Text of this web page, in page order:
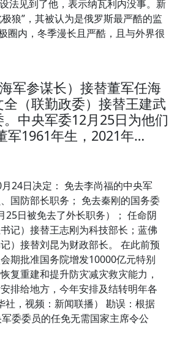
法见到了他，表示纳瓦利内没事。新
狼”，其被认为是俄罗斯最严酷的监
圈内，冬季漫长且严酷，且与外界很
参谋长）接替董军任海
（联勤政委）接替王建武
中央军委12月25日为他们
军1961年生，2021年…
24日决定： 免去李尚福的中央军
国防部长职务； 免去秦刚的国务委
25日被免去了外长职务）； 任命阴
记）接替王志刚为科技部长；蓝佛
）接替刘昆为财政部长。 在此前预
期批准国务院增发10000亿元特别
复重建和提升防灾减灾救灾能力，
排给地方，今年安排及结转明年各
社，视频：新闻联播） 勘误：根据
委委员的任免无需国家主席令公